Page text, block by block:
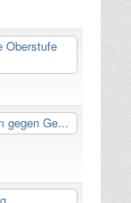
Oberstufe
gegen Ge...